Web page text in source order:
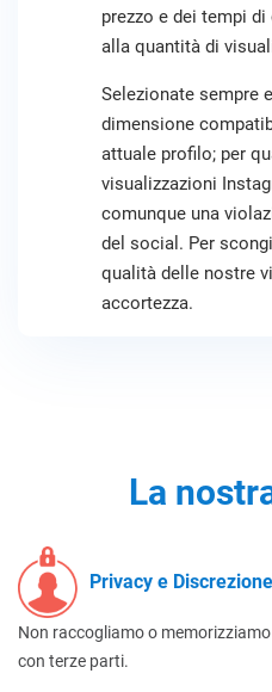
prezzo e dei tempi
alla quantità di
Selezionate sempre
dimensione
attuale profilo; per
visualizzazioni
comunque una
del social. Per
qualità delle nostre
accortezza.
La
Privacy e
Non raccogliamo o
con terze parti.